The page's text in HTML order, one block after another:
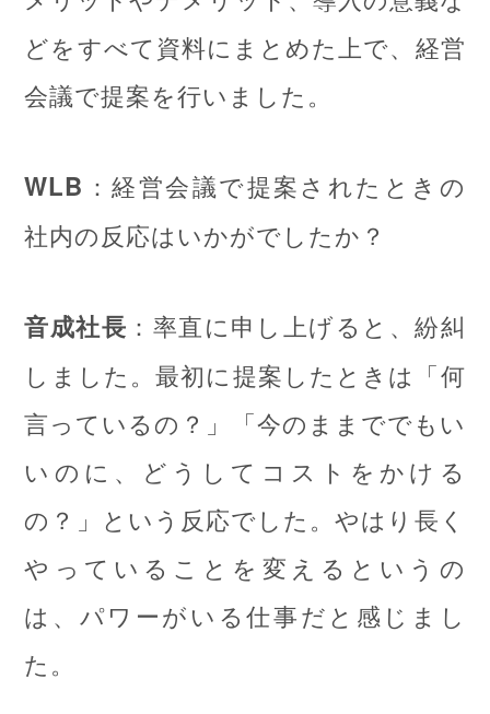
どをすべて資料にまとめた上で、経営
会議で提案を行いました。
WLB ：経営会議で提案されたときの
社内の反応はいかがでしたか？
音成社長 ：率直に申し上げると、紛糾
しました。最初に提案したときは「何
言っているの？」「今のままででもい
いのに、どうしてコストをかける
の？」という反応でした。やはり長く
やっていることを変えるというの
は、パワーがいる仕事だと感じまし
た。